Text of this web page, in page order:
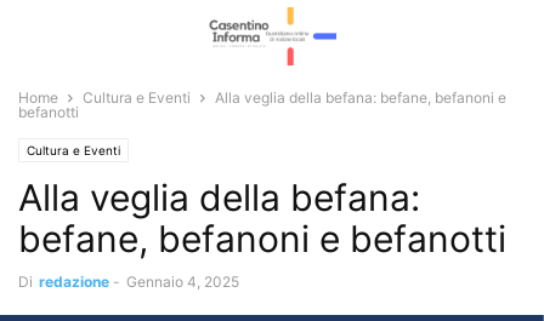
Home Cultura e Eventi
Alla veglia della befana: befane, befanoni e
befanotti
Cultura e Eventi
Alla veglia della befana:
befane, befanoni e befanotti
Di redazione - Gennaio 4, 2025